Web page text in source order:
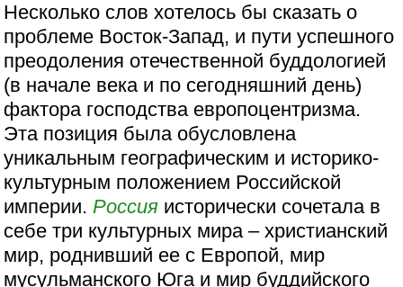
Несколько слов хотелось бы сказать о
проблеме Восток-Запад, и пути успешного
преодоления отечественной буддологией
(в начале века и по сегодняшний день)
фактора господства европоцентризма.
Эта позиция была обусловлена
уникальным географическим и историко-
культурным положением Российской
империи.Россия исторически сочетала в
себе три культурных мира – христианский
мир, роднивший ее с Европой, мир
мусульманского Юга и мир буддийского